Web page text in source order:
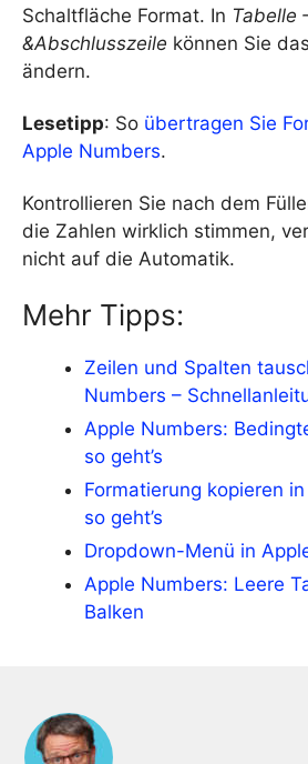
Schaltfläche Format. In Tabelle
&Abschlusszeile können Sie
ändern.
Lesetipp: So übertragen Sie
Apple Numbers.
Kontrollieren Sie nach dem
die Zahlen wirklich stimmen,
nicht auf die Automatik.
Mehr Tipps:
Zeilen und Spalten
Numbers –
Apple Numbers:
so geht’s
Formatierung kopieren
so geht’s
Dropdown-Menü in
Apple Numbers: Leere
Balken